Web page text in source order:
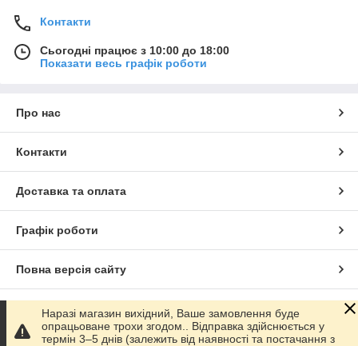
Контакти
Сьогодні працює з 10:00 до 18:00
Показати весь графік роботи
Про нас
Контакти
Доставка та оплата
Графік роботи
Повна версія сайту
Сайт створено на маркетплейсі
Наразі магазин вихідний, Ваше замовлення буде
опрацьоване трохи згодом.. Відправка здійснюється у
термін 3–5 днів (залежить від наявності та постачання з